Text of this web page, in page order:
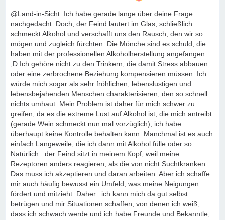
@Land-in-Sicht: Ich habe gerade lange über deine Frage
nachgedacht. Doch, der Feind lautert im Glas, schließlich
schmeckt Alkohol und verschafft uns den Rausch, den wir so
mögen und zugleich fürchten. Die Mönche sind es schuld, die
haben mit der professionellen Alkoholherstellung angefangen.
;D Ich gehöre nicht zu den Trinkern, die damit Stress abbauen
oder eine zerbrochene Beziehung kompensieren müssen. Ich
würde mich sogar als sehr fröhlichen, lebenslustigen und
lebensbejahenden Menschen charakterisieren, den so schnell
nichts umhaut. Mein Problem ist daher für mich schwer zu
greifen, da es die extreme Lust auf Alkohol ist, die mich antreibt
(gerade Wein schmeckt nun mal vorzüglich), ich habe
überhaupt keine Kontrolle behalten kann. Manchmal ist es auch
einfach Langeweile, die ich dann mit Alkohol fülle oder so.
Natürlich...der Feind sitzt in meinem Kopf, weil meine
Rezeptoren anders reagieren, als die von nicht Suchtkranken.
Das muss ich akzeptieren und daran arbeiten. Aber ich schaffe
mir auch häufig bewusst ein Umfeld, was meine Neigungen
fördert und mitzieht. Daher...ich kann mich da gut selbst
betrügen und mir Situationen schaffen, von denen ich weiß,
dass ich schwach werde und ich habe Freunde und Bekanntle,